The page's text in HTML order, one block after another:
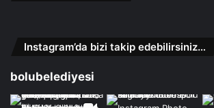
Instagram’da bizi takip edebilirsiniz…
bolubelediyesi